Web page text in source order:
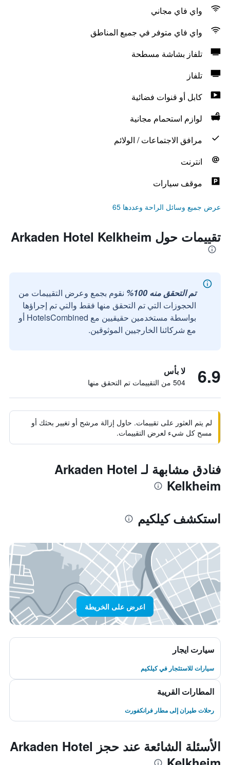
واي فاي مجاني
واي فاي متوفر في جميع المناطق
تلفاز بشاشة مسطحة
تلفاز
كابل أو قنوات فضائية
لوازم استحمام مجانية
مرافق الاجتماعات / الولائم
انترنت
موقف سيارات
عرض جميع وسائل الراحة وعددها 65
تقييمات حول Arkaden Hotel Kelkheim
تم التحقق منه 100%
نقوم بجمع وعرض التقييمات من
الحجوزات التي تم التحقق منها فقط والتي تم إجراؤها
بواسطة مستخدمين حقيقيين مع HotelsCombined أو
مع شركائنا الخارجيين الموثوقين.
6.9 لا بأس
504 من التقييمات تم التحقق منها
لم يتم العثور على تقييمات. حاول إزالة مرشح أو تغيير بحثك أو
مسح كل شيء لعرض التقييمات.
فنادق مشابهة لـ Arkaden Hotel
Kelkheim
استكشف كيلكيم
اعرض على الخريطة
سيارت ايجار
سيارات للاستئجار في كيلكيم
المطارات القريبة
رحلات طيران إلى مطار فرانكفورت
الأسئلة الشائعة عند حجز Arkaden Hotel